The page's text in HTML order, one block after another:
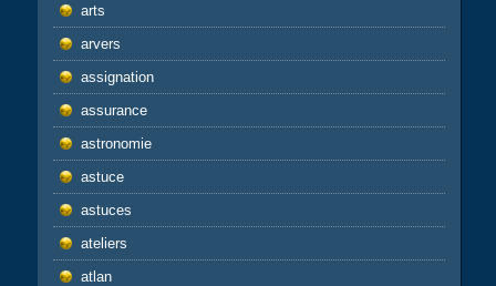
arts
arvers
assignation
assurance
astronomie
astuce
astuces
ateliers
atlan